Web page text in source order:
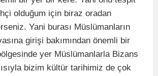
olduğum için biraz oradan
Yani burası Müslümanların
girişi bakımından önemli bir
yer Müslümanlarla Bizans
bizim kültür tarihimiz de çok